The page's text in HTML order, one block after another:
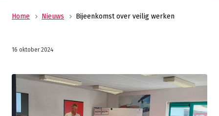
Home Nieuws Bijeenkomst over veilig werken
16 oktober 2024